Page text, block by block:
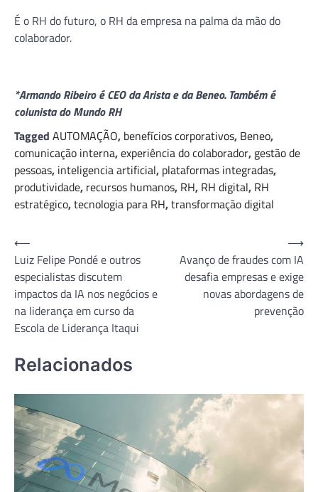
É o RH do futuro, o RH da empresa na palma da mão do
colaborador.
*Armando Ribeiro é CEO da Arista e da Beneo. Também é
colunista do Mundo RH
Tagged AUTOMAÇÃO, benefícios corporativos, Beneo,
comunicação interna,experiência do colaborador, gestão de
pessoas, inteligencia artificial, plataformas integradas,
produtividade, recursos humanos, RH, RH digital, RH
estratégico,tecnologia para RH,transformação digital
Navegação
de
Post
⟵
Luiz Felipe Pondé e outros
especialistas discutem
impactos da IA nos negócios e
na liderança em curso da
Escola de Liderança Itaqui
Avanço de fraudes com IA
desafia empresas e exige
novas abordagens de
prevenção
⟶
Relacionados